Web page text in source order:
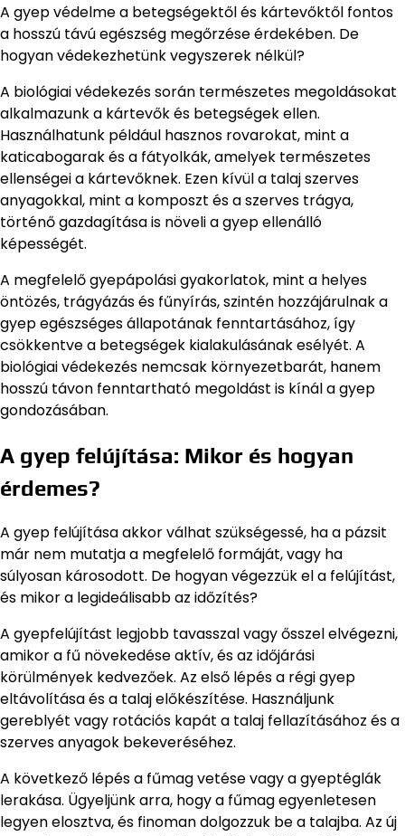
A gyep védelme a betegségektől és kártevőktől fontos
a hosszú távú egészség megőrzése érdekében. De
hogyan védekezhetünk vegyszerek nélkül?
A biológiai védekezés során természetes megoldásokat
alkalmazunk a kártevők és betegségek ellen.
Használhatunk például hasznos rovarokat, mint a
katicabogarak és a fátyolkák, amelyek természetes
ellenségei a kártevőknek. Ezen kívül a talaj szerves
anyagokkal, mint a komposzt és a szerves trágya,
történő gazdagítása is növeli a gyep ellenálló
képességét.
A megfelelő gyepápolási gyakorlatok, mint a helyes
öntözés, trágyázás és fűnyírás, szintén hozzájárulnak a
gyep egészséges állapotának fenntartásához, így
csökkentve a betegségek kialakulásának esélyét. A
biológiai védekezés nemcsak környezetbarát, hanem
hosszú távon fenntartható megoldást is kínál a gyep
gondozásában.
A gyep felújítása: Mikor és hogyan
érdemes?
A gyep felújítása akkor válhat szükségessé, ha a pázsit
már nem mutatja a megfelelő formáját, vagy ha
súlyosan károsodott. De hogyan végezzük el a felújítást,
és mikor a legideálisabb az időzítés?
A gyepfelújítást legjobb tavasszal vagy ősszel elvégezni,
amikor a fű növekedése aktív, és az időjárási
körülmények kedvezőek. Az első lépés a régi gyep
eltávolítása és a talaj előkészítése. Használjunk
gereblyét vagy rotációs kapát a talaj fellazításához és a
szerves anyagok bekeveréséhez.
A következő lépés a fűmag vetése vagy a gyeptéglák
lerakása. Ügyeljünk arra, hogy a fűmag egyenletesen
legyen elosztva, és finoman dolgozzuk be a talajba. Az új